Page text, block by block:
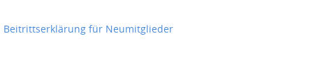
Beitrittserklärung für Neumitglieder